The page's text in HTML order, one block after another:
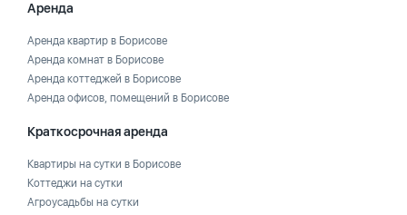
Аренда
Аренда квартир в Борисове
Аренда комнат в Борисове
Аренда коттеджей в Борисове
Аренда офисов, помещений в Борисове
Краткосрочная аренда
Квартиры на сутки в Борисове
Коттеджи на сутки
Агроусадьбы на сутки